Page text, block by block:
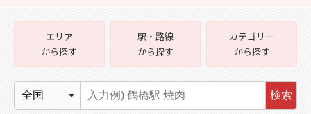
エリア
から探す
駅・路線
から探す
カテゴリー
から探す
検索